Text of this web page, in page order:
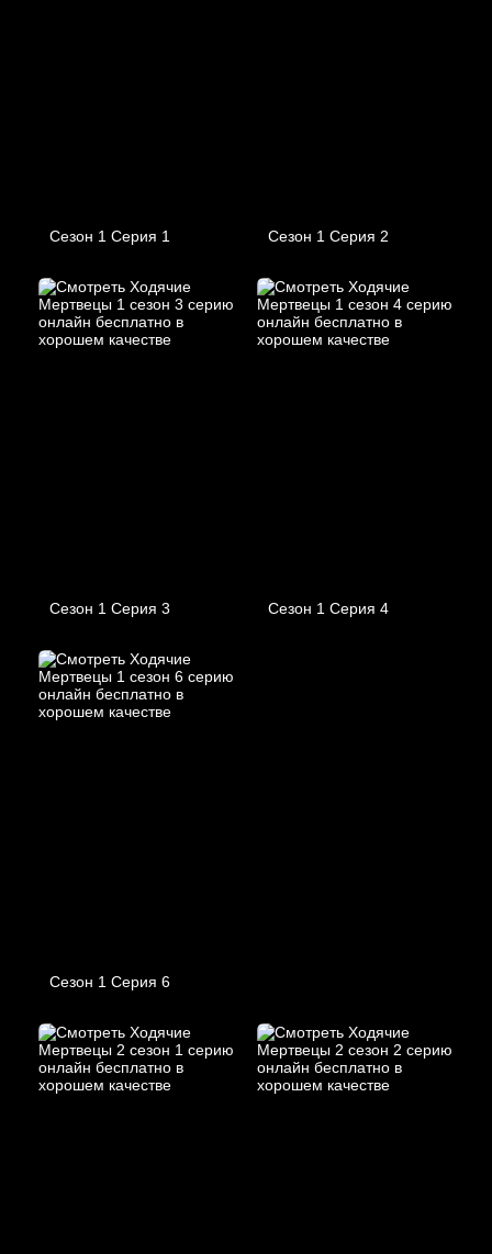
Сезон 1 Серия 1 Сезон 1 Серия 2
Сезон 1 Серия 3 Сезон 1 Серия 4
Сезон 1 Серия 6